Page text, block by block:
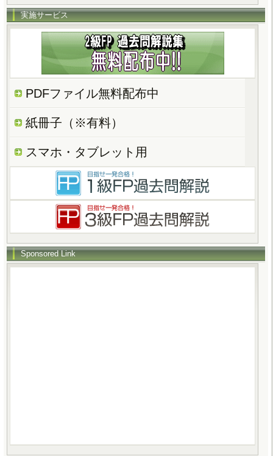
実施サービス
PDFファイル無料配布中
紙冊子（※有料）
スマホ・タブレット用
Sponsored Link